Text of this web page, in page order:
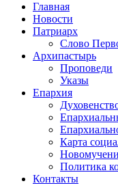
Главная
Новости
Патриарх
Слово
Архипастырь
Проповеди
Указы
Епархия
Карта
Политика
Контакты